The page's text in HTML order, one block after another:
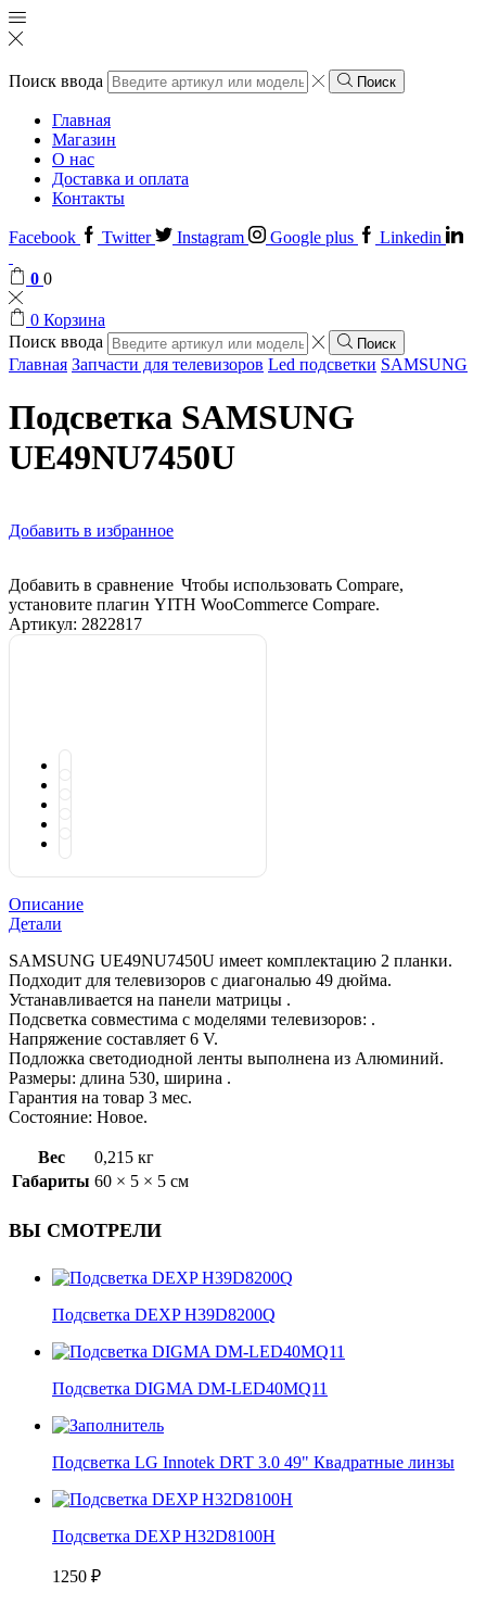
Поиск ввода Поиск
Главная
Магазин
О нас
Доставка и оплата
Контакты
Facebook Twitter Instagram Google plus Linkedin
0 0
0 Корзина
Поиск ввода
Поиск
Главная Запчасти для телевизоров Led подсветки SAMSUNG
Подсветка SAMSUNG
UЕ49NU7450U
Добавить в избранное
Добавить в сравнение Чтобы использовать Compare,
установите плагин YITH WooCommerce Compare.
Артикул: 2822817
Описание
Детали
SAMSUNG UЕ49NU7450U имеет комплектацию 2 планки.
Подходит для телевизоров с диагональю 49 дюйма.
Устанавливается на панели матрицы .
Подсветка совместима с моделями телевизоров: .
Напряжение составляет 6 V.
Подложка светодиодной ленты выполнена из Алюминий.
Размеры: длина 530, ширина .
Гарантия на товар 3 мес.
Состояние: Новое.
Вес
0,215 кг
Габариты 60 × 5 × 5 см
ВЫ СМОТРЕЛИ
Подсветка DEXP H39D8200Q
Подсветка DIGMA DM-LED40MQ11
Подсветка LG Innotek DRT 3.0 49" Квадратные линзы
Подсветка DEXP H32D8100H
1250 ₽